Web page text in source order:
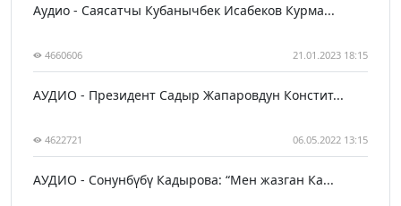
Аудио - Саясатчы Кубанычбек Исабеков Курма...
4660606 21.01.2023 18:15
АУДИО - Президент Садыр Жапаровдун Констит...
4622721 06.05.2022 13:15
АУДИО - Сонунбүбү Кадырова: “Мен жазган Ка...